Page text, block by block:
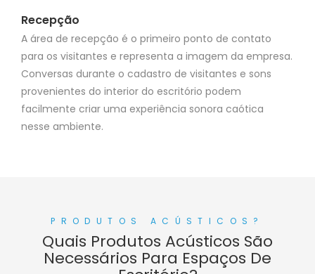
Recepção
A área de recepção é o primeiro ponto de contato
para os visitantes e representa a imagem da empresa.
Conversas durante o cadastro de visitantes e sons
provenientes do interior do escritório podem
facilmente criar uma experiência sonora caótica
nesse ambiente.
PRODUTOS ACÚSTICOS?
Quais Produtos Acústicos São
Necessários Para Espaços De